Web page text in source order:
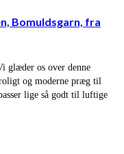
Bomuldsgarn, fra
glæder os over denne
og moderne præg til
lige så godt til luftige